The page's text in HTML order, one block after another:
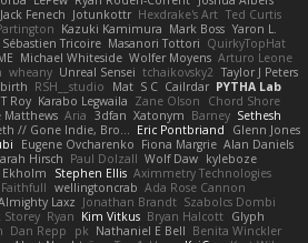
Jack Fenech Jotunkottr Hexdrake's Art Ted Curtis
Kazuki Kamimura Mark Boss Yaron L.
Sébastien Tricoire Masanori Tottori QuirkyTopHat
Michael Whiteside Wolfer Moyens Arturo Leone
wheany Unreal Sensei tchaikovsky2 Taylor J Peters
RSH__studio Mat S C Cailrdar PYTHA Lab
IT Roy Karabo Legwaila Zane Olson
Chord Shore
Matthews Aria 3dfan Xatonym Barney Sethesh
// Gone Indie, Bro... Eric Pontbriand
Glenn Jones
Eugene Ovcharenko Fiona Margrie Alan Daniels
Hirsch Paul Dolzall Wolf Daw kyleboze
Ekholm Stephen Ellis Aximmetry Technologies
wellingtoncrab Ada Rose Cannon
Laxz Jonathan Brandt Szabolcs Dombi
Storey Ryan Kim Vitkus Bryan Halcott Glyph
Dan Repp pk Nathaniel E Bell Benita Winckler